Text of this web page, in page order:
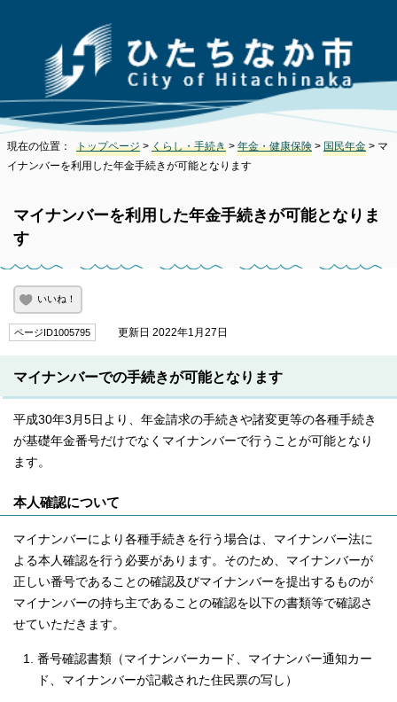
現在の位置： トップページ > くらし・手続き > 年金・健康保険 > 国民年金 > マ
イナンバーを利用した年金手続きが可能となります
マイナンバーを利用した年金手続きが可能となりま
す
いいね！
ページID1005795 更新日 2022年1月27日
マイナンバーでの手続きが可能となります
平成30年3月5日より、年金請求の手続きや諸変更等の各種手続き
が基礎年金番号だけでなくマイナンバーで行うことが可能となり
ます。
本人確認について
マイナンバーにより各種手続きを行う場合は、マイナンバー法に
よる本人確認を行う必要があります。そのため、マイナンバーが
正しい番号であることの確認及びマイナンバーを提出するものが
マイナンバーの持ち主であることの確認を以下の書類等で確認さ
せていただきます。
番号確認書類（マイナンバーカード、マイナンバー通知カー
ド、マイナンバーが記載された住民票の写し）